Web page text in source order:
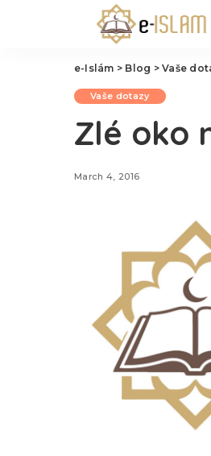
e-Islám > Blog >Vaše
Vaše dotazy
Zlé oko
March 4, 2016